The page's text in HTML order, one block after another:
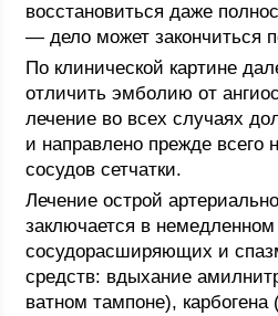
восстановиться даже
— дело может закончиться
По клинической картине
отличить эмболию от
лечение во всех случаях
и направлено прежде всего
сосудов сетчатки.
Лечение острой
заключается в немедленном
сосудорасширяющих и
средств: вдыхание
ватном тампоне), карбогена